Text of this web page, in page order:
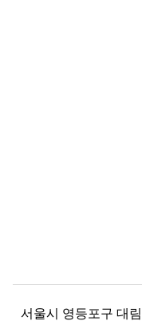
서울시 영등포구 대